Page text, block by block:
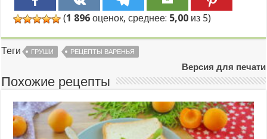
(1 896 оценок, среднее: 5,00 из 5)
Теги ГРУШИ РЕЦЕПТЫ ВАРЕНЬЯ
Версия для печати
Похожие рецепты